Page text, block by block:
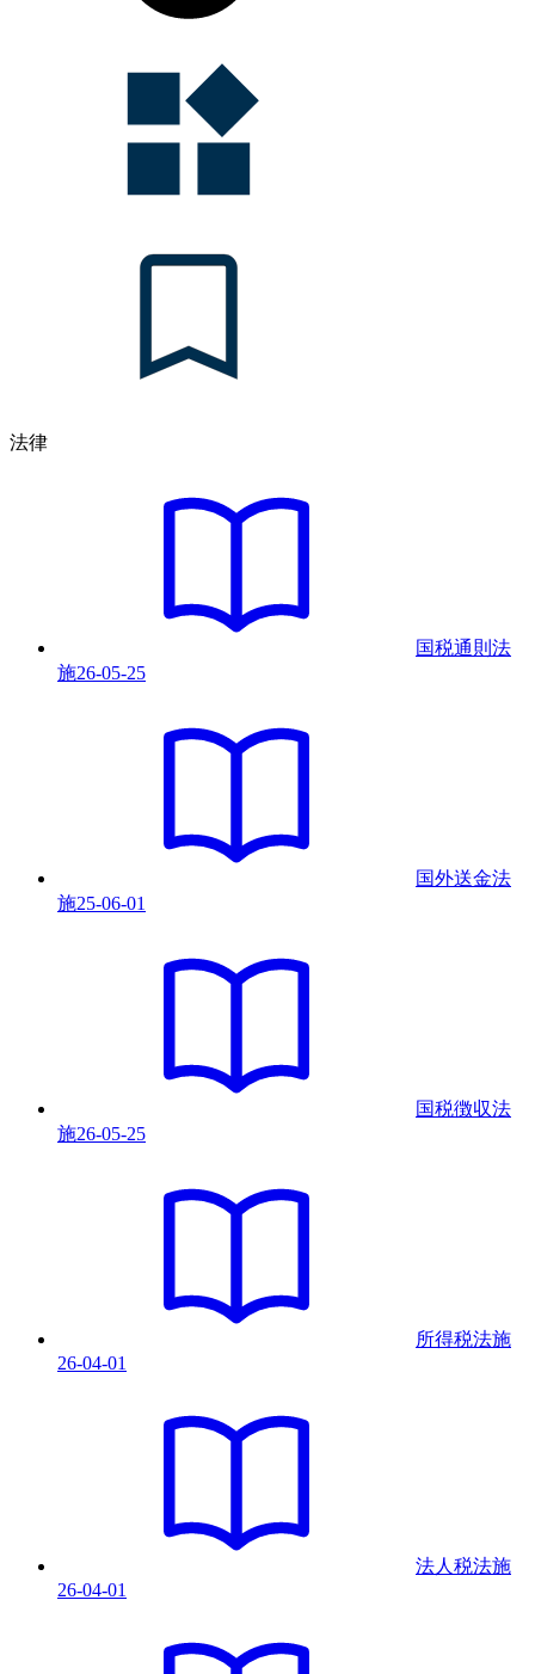
法律
国税通則法
施26-05-25
国外送金法
施25-06-01
国税徴収法
施26-05-25
所得税法施
26-04-01
法人税法施
26-04-01